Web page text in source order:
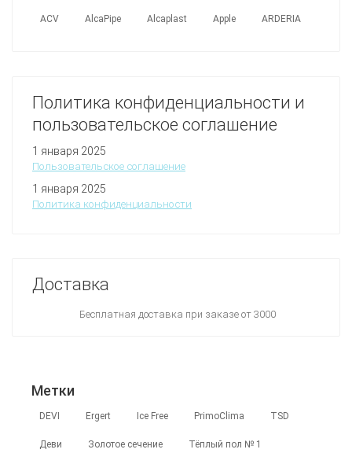
ACV AlcaPipe Alcaplast Apple ARDERIA
Политика конфиденциальности и
пользовательское соглашение
1 января 2025
Пользовательское соглашение
1 января 2025
Политика конфиденциальности
Доставка
Бесплатная доставка при заказе от 3000
Метки
DEVI Ergert Ice Free PrimoClima TSD
Деви Золотое сечение Тёплый пол № 1